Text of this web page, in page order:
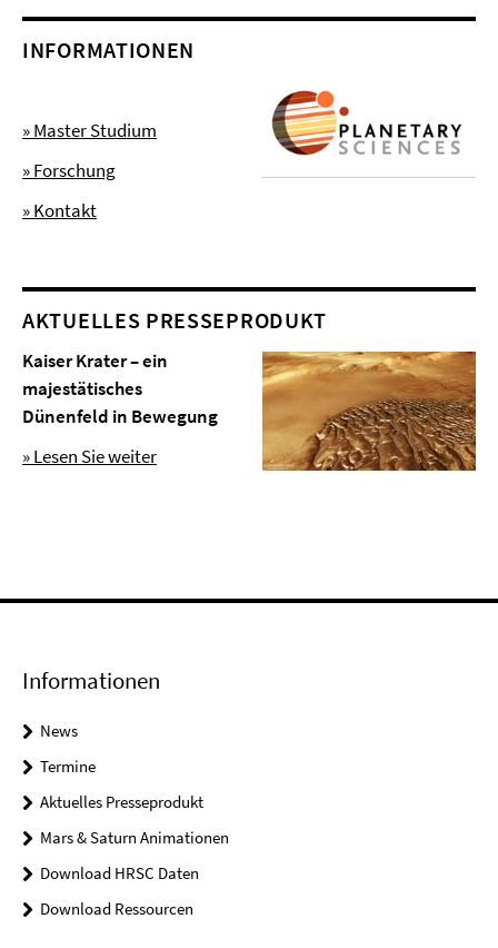
INFORMATIONEN
» Master Studium
» Forschung
» Kontakt
AKTUELLES PRESSEPRODUKT
Kaiser Krater – ein
majestätisches
Dünenfeld in Bewegung
» Lesen Sie weiter
Informationen
News
Termine
Aktuelles Presseprodukt
Mars & Saturn Animationen
Download HRSC Daten
Download Ressourcen